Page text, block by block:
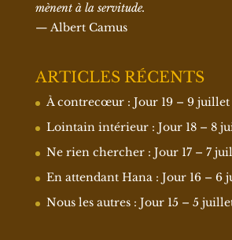
mènent à la servitude.
— Albert Camus
ARTICLES RÉCENTS
À contrecœur : Jour 19 – 9 juillet
Lointain intérieur : Jour 18 – 8
Ne rien chercher : Jour 17 – 7
En attendant Hana : Jour 16 – 6
Nous les autres : Jour 15 – 5